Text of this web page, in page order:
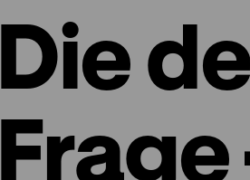
Die
Frage